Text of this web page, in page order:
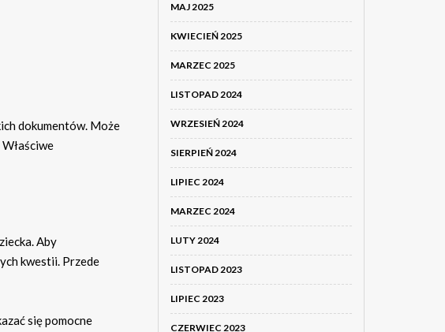
dokumentów. Może
Aby
kwestii. Przede
się pomocne
MAJ 2025
KWIECIEŃ 2025
MARZEC 2025
LISTOPAD 2024
WRZESIEŃ 2024
SIERPIEŃ 2024
LIPIEC 2024
MARZEC 2024
LUTY 2024
LISTOPAD 2023
LIPIEC 2023
CZERWIEC 2023